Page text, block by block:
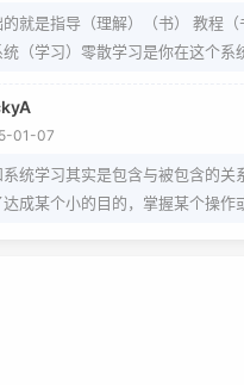
就是指导（理解）（书） 教程（
统（学习）零散学习是你在这个系
01-07
统学习其实是包含与被包含的关
成某个小的目的，掌握某个操作